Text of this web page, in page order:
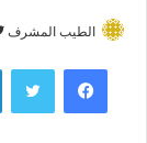
الطيب المشرف